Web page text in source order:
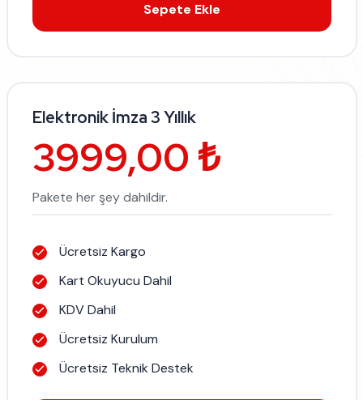
Sepete Ekle
Elektronik İmza 3 Yıllık
3999,00 ₺
Pakete her şey dahildir.
Ücretsiz Kargo
Kart Okuyucu Dahil
KDV Dahil
Ücretsiz Kurulum
Ücretsiz Teknik Destek